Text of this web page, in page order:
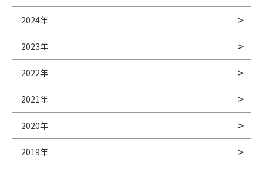
2024年
2023年
2022年
2021年
2020年
2019年